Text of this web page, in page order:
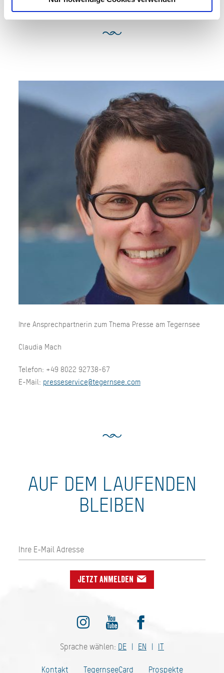
Ihre Ansprechpartnerin zum Thema Presse am Tegernsee
Claudia Mach
Telefon: +49 8022 92738-67
E-Mail: presseservice@tegernsee.com
AUF DEM LAUFENDEN
BLEIBEN
Jetzt anmelden
Sprache wählen: DE EN IT
Kontakt TegernseeCard Prospekte